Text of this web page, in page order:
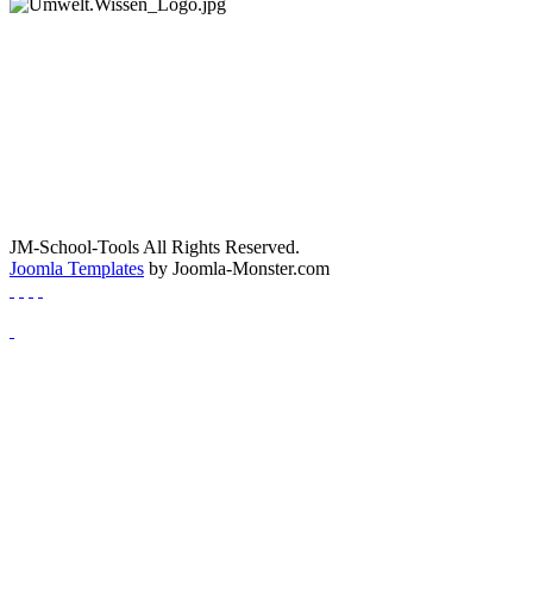
JM-School-Tools All Rights Reserved.
Joomla Templates by Joomla-Monster.com